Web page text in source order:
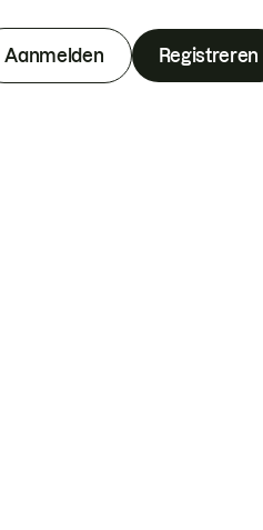
Aanmelden Registreren